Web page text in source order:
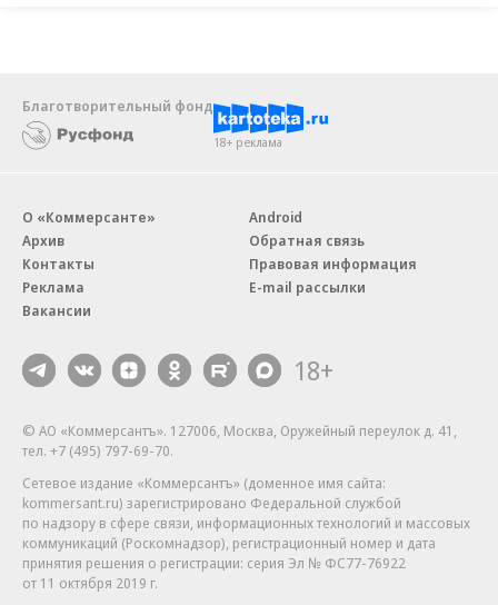
Благотворительный фонд
18+ реклама
О «Коммерсанте»
Архив
Контакты
Реклама
Вакансии
Android
Обратная связь
Правовая информация
E-mail рассылки
18+
© АО «Коммерсантъ». 127006, Москва, Оружейный переулок д. 41,
тел. +7 (495) 797-69-70.
Сетевое издание «Коммерсантъ» (доменное имя сайта:
kommersant.ru) зарегистрировано Федеральной службой
по надзору в сфере связи, информационных технологий и массовых
коммуникаций (Роскомнадзор), регистрационный номер и дата
принятия решения о регистрации: серия Эл № ФС77-76922
от 11 октября 2019 г.